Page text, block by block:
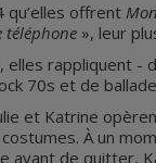
qu’elles offrent
téléphone », leur
elles rappliquent -
70s et de
et Katrine
À un
avant de quitter,